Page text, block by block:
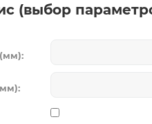
(выбор